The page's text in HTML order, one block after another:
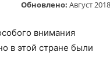
Обновлено: Август 2018
внимания
в этой стране были